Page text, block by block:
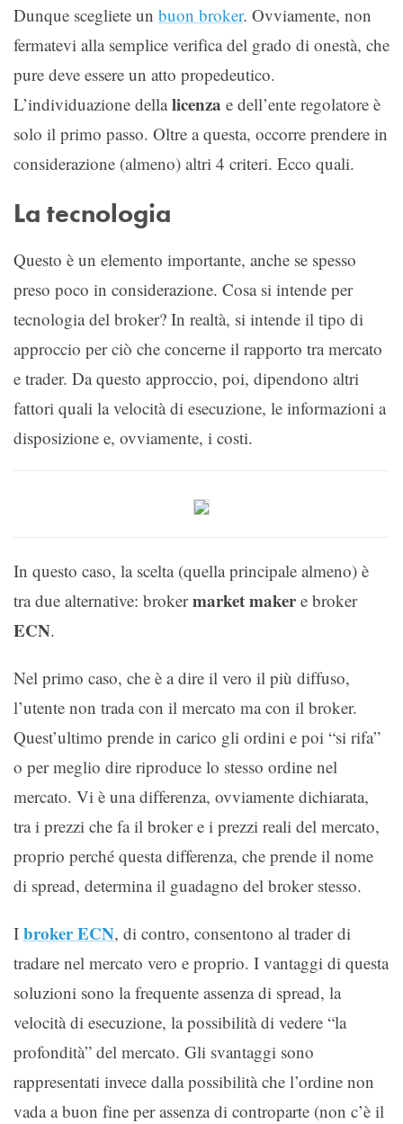
Dunque scegliete un buon broker. Ovviamente, non
fermatevi alla semplice verifica del grado di onestà, che
pure deve essere un atto propedeutico.
L’individuazione dellalicenza e dell’ente regolatore è
solo il primo passo. Oltre a questa, occorre prendere in
considerazione (almeno) altri 4 criteri. Ecco quali.
La tecnologia
Questo è un elemento importante, anche se spesso
preso poco in considerazione. Cosa si intende per
tecnologia del broker? In realtà, si intende il tipo di
approccio per ciò che concerne il rapporto tra mercato
e trader. Da questo approccio, poi, dipendono altri
fattori quali la velocità di esecuzione, le informazioni a
disposizione e, ovviamente, i costi.
In questo caso, la scelta (quella principale almeno) è
tra due alternative: brokermarket makere broker
ECN.
Nel primo caso, che è a dire il vero il più diffuso,
l’utente non trada con il mercato ma con il broker.
Quest’ultimo prende in carico gli ordini e poi “si rifa”
o per meglio dire riproduce lo stesso ordine nel
mercato. Vi è una differenza, ovviamente dichiarata,
tra i prezzi che fa il broker e i prezzi reali del mercato,
proprio perché questa differenza, che prende il nome
di spread, determina il guadagno del broker stesso.
I broker ECN, di contro, consentono al trader di
tradare nel mercato vero e proprio. I vantaggi di questa
soluzioni sono la frequente assenza di spread, la
velocità di esecuzione, la possibilità di vedere “la
profondità” del mercato. Gli svantaggi sono
rappresentati invece dalla possibilità che l’ordine non
vada a buon fine per assenza di controparte (non c’è il